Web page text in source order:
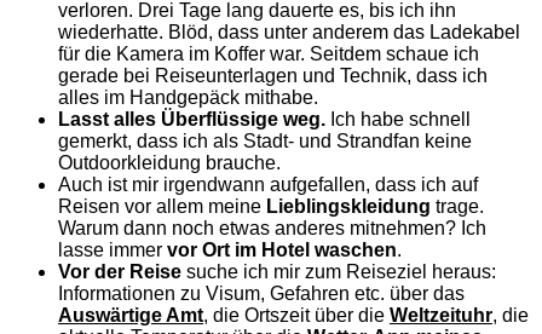
verloren. Drei Tage lang dauerte es, bis ich ihn
wiederhatte. Blöd, dass unter anderem das Ladekabel
für die Kamera im Koffer war. Seitdem schaue ich
gerade bei Reiseunterlagen und Technik, dass ich
alles im Handgepäck mithabe.
Lasst alles Überflüssige weg. Ich habe schnell
gemerkt, dass ich als Stadt- und Strandfan keine
Outdoorkleidung brauche.
Auch ist mir irgendwann aufgefallen, dass ich auf
Reisen vor allem meine Lieblingskleidung trage.
Warum dann noch etwas anderes mitnehmen? Ich
lasse immer vor Ort im Hotel waschen.
Vor der Reise suche ich mir zum Reiseziel heraus:
Informationen zu Visum, Gefahren etc. über das
Auswärtige Amt, die Ortszeit über die Weltzeituhr, die